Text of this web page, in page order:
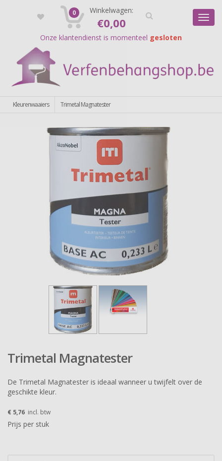
Registreer Login
Onze klantendienst is momenteel gesloten
0 Winkelwagen:
€0,00
Kleurenwaaiers Trimetal Magnatester
Trimetal Magnatester
De Trimetal Magnatester is ideaal wanneer u twijfelt over de
geschikte kleur.
€ 5,76 incl. btw
Prijs per stuk